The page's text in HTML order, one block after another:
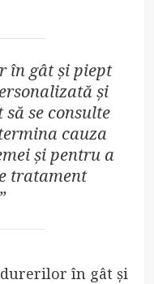
în gât și piept
și
se consulte
cauza
și pentru a
tratament
în gât și